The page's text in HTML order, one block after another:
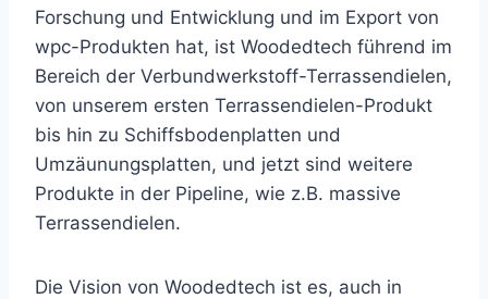
Forschung und Entwicklung und im Export von
wpc-Produkten hat, ist Woodedtech führend im
Bereich der Verbundwerkstoff-Terrassendielen,
von unserem ersten Terrassendielen-Produkt
bis hin zu Schiffsbodenplatten und
Umzäunungsplatten, und jetzt sind weitere
Produkte in der Pipeline, wie z.B. massive
Terrassendielen.
Die Vision von Woodedtech ist es, auch in